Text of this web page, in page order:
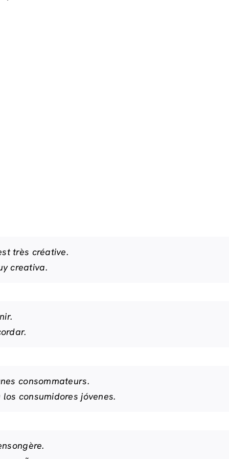
très créative.
creativa.
consommateurs.
consumidores jóvenes.